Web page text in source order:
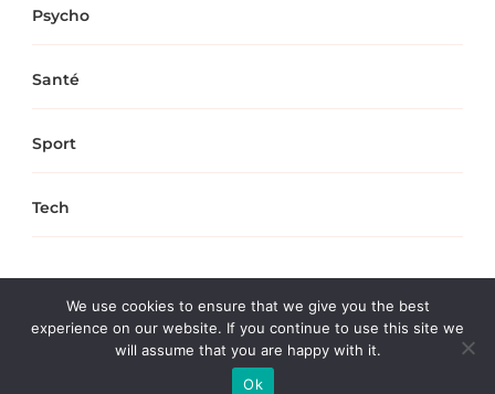
Psycho
Santé
Sport
Tech
1 Mag by Mag Fashionable | Developpé par Blossom
. Propulsé par WordPress
We use cookies to ensure that we give you the best
experience on our website. If you continue to use this site we
will assume that you are happy with it.
Ok